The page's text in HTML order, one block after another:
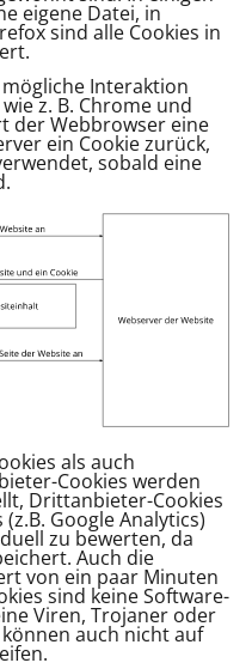
eigene Datei, in
sind alle Cookies in
Interaktion
z. B. Chrome und
der Webbrowser eine
ein Cookie zurück,
sobald eine
als auch
Cookies werden
Drittanbieter-Cookies
Google Analytics)
zu bewerten, da
Auch die
von ein paar Minuten
sind keine Software-
Viren, Trojaner oder
können auch nicht auf